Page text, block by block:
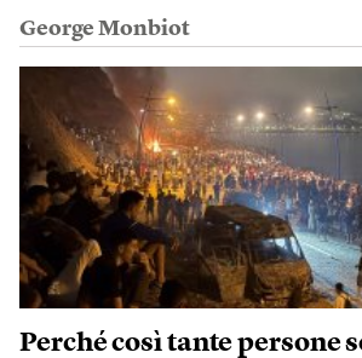
George Monbiot
Perché così tante persone